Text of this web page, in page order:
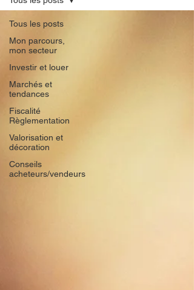
Tous les posts
Mon parcours,
mon secteur
Investir et louer
Marchés et
tendances
Fiscalité
Règlementation
Valorisation et
décoration
Conseils
acheteurs/vendeurs